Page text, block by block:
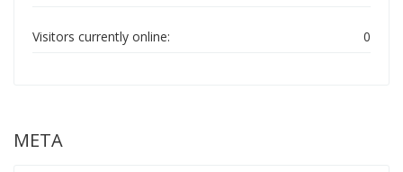
0
Visitors currently online:
META